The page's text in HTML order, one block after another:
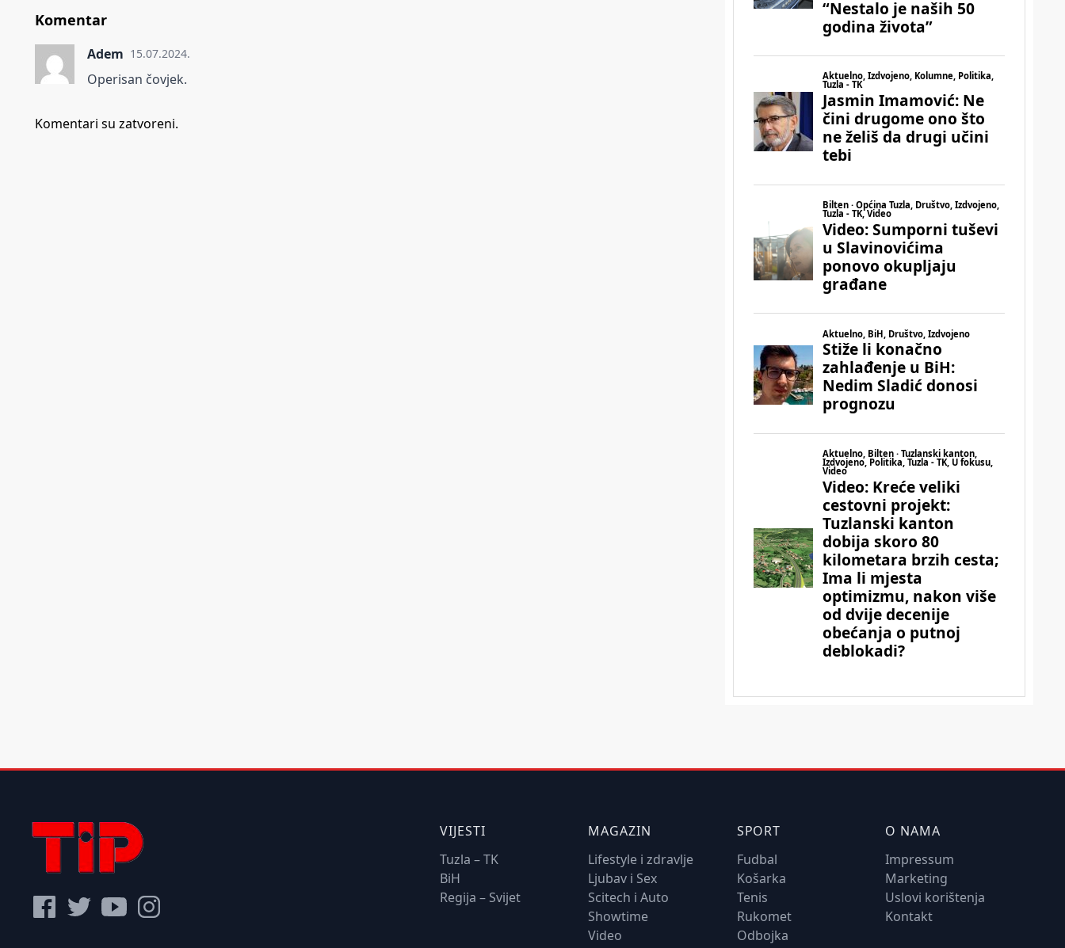
Komentar
Adem 15.07.2024.
Operisan čovjek.
Komentari su zatvoreni.
VIJESTI
Tuzla – TK
BiH
Regija – Svijet
MAGAZIN
Lifestyle i zdravlje
Ljubav i Sex
Scitech i Auto
Showtime
Video
SPORT
Fudbal
Košarka
Tenis
Rukomet
Odbojka
O NAMA
Impressum
Marketing
Uslovi korištenja
Kontakt